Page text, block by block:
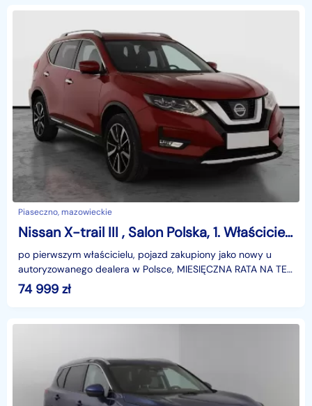
Piaseczno, mazowieckie
Nissan X-trail III , Salon Polska, 1. Właściciel, Serwis ASO, 177 KM, Automat,
po pierwszym właścicielu, pojazd zakupiony jako nowy u
autoryzowanego dealera w Polsce, MIESIĘCZNA RATA NA TEN
SAMOCHÓD JUŻ OD 446 PLN*Podana w ogłoszeniu loka
74 999 zł